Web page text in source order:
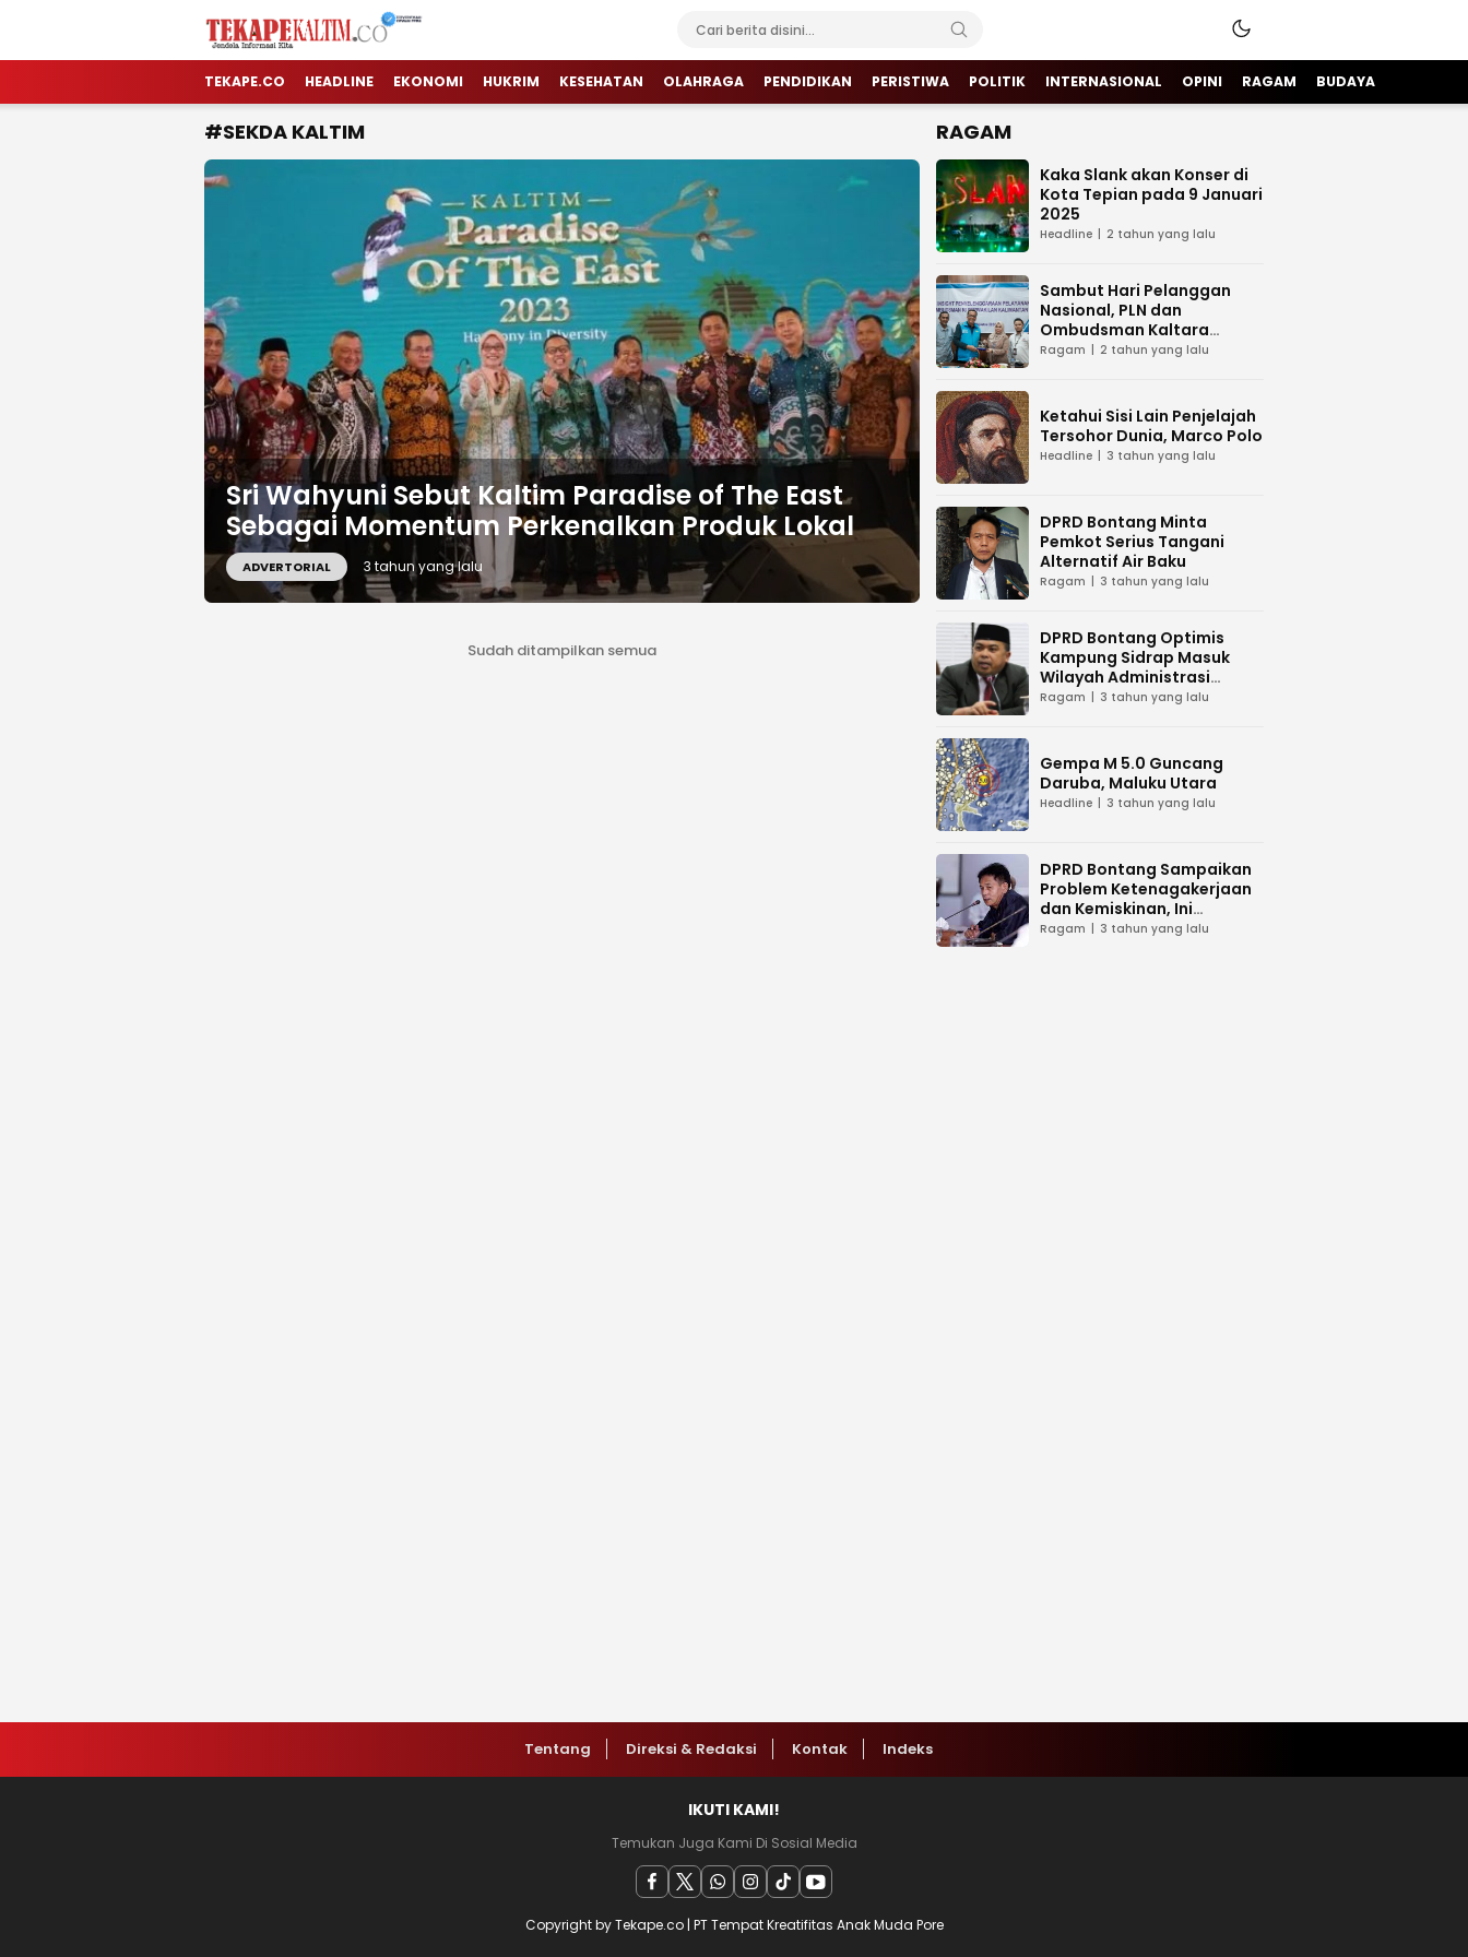
TEKAPE KALTIM
Jendela Informasi Kita
TEKAPE.CO HEADLINE EKONOMI HUKRIM KESEHATAN OLAHRAGA PENDIDIKAN PERISTIWA POLITIK INTERNASIONAL OPINI RAGAM BUDAYA
#SEKDA KALTIM
Sri Wahyuni Sebut Kaltim Paradise of The East
Sebagai Momentum Perkenalkan Produk Lokal
ADVERTORIAL 3 tahun yang lalu
Sudah ditampilkan semua
RAGAM
Kaka Slank akan Konser di
Kota Tepian pada 9 Januari
2025
Headline 2 tahun yang lalu
Sambut Hari Pelanggan
Nasional, PLN dan
Ombudsman Kaltara
Sinergi Tingkatkan Layanan
Ragam 2 tahun yang lalu
Ketahui Sisi Lain Penjelajah
Tersohor Dunia, Marco Polo
Headline 3 tahun yang lalu
DPRD Bontang Minta
Pemkot Serius Tangani
Alternatif Air Baku
Ragam 3 tahun yang lalu
DPRD Bontang Optimis
Kampung Sidrap Masuk
Wilayah Administrasi
Bontang
Ragam 3 tahun yang lalu
Gempa M 5.0 Guncang
Daruba, Maluku Utara
Headline 3 tahun yang lalu
DPRD Bontang Sampaikan
Problem Ketenagakerjaan
dan Kemiskinan, Ini
Tanggapan Wawali Kota
Ragam 3 tahun yang lalu
Tentang Direksi & Redaksi Kontak Indeks
IKUTI KAMI!
Temukan Juga Kami Di Sosial Media
Copyright by Tekape.co | PT Tempat Kreatifitas Anak Muda Pore